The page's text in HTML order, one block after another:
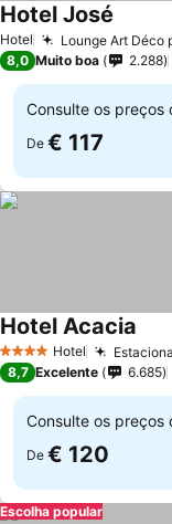
Hotel Lounge Art Déco
Hotel José
8,0 Muito boa 2.288
Consulte os preços
De € 117
4 EstrelasHotel
Hotel Acacia
8,7 Excelente 6.685
Consulte os preços
De € 120
Escolha popular